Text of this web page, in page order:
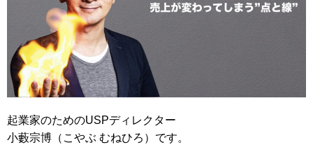
起業家のためのUSPディレクター
小藪宗博（こやぶ むねひろ）です。